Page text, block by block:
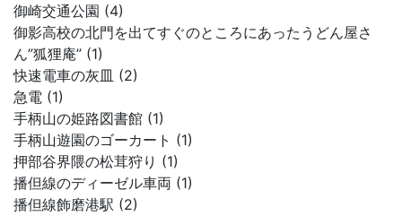
御崎交通公園 (4)
御影高校の北門を出てすぐのところにあったうどん屋さ
ん”狐狸庵” (1)
快速電車の灰皿 (2)
急電 (1)
手柄山の姫路図書館 (1)
手柄山遊園のゴーカート (1)
押部谷界隈の松茸狩り (1)
播但線のディーゼル車両 (1)
播但線飾磨港駅 (2)